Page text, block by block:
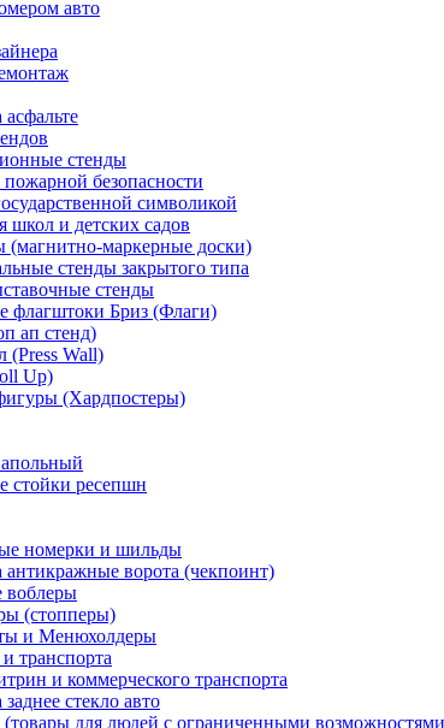
авто
стенды
безопасности
символикой
школ и детских садов
(магнитно-маркерные доски)
стенды закрытого типа
стенды
флагштоки Бриз (Флаги)
ап стенд)
(Press Wall)
Up)
(Хардпостеры)
стойки ресепшн
номерки и шильды
антикражные ворота (чекпоинт)
воблеры
(стопперы)
и Менюхолдеры
транспорта
и коммерческого транспорта
стекло авто
(товары для людей с ограниченными